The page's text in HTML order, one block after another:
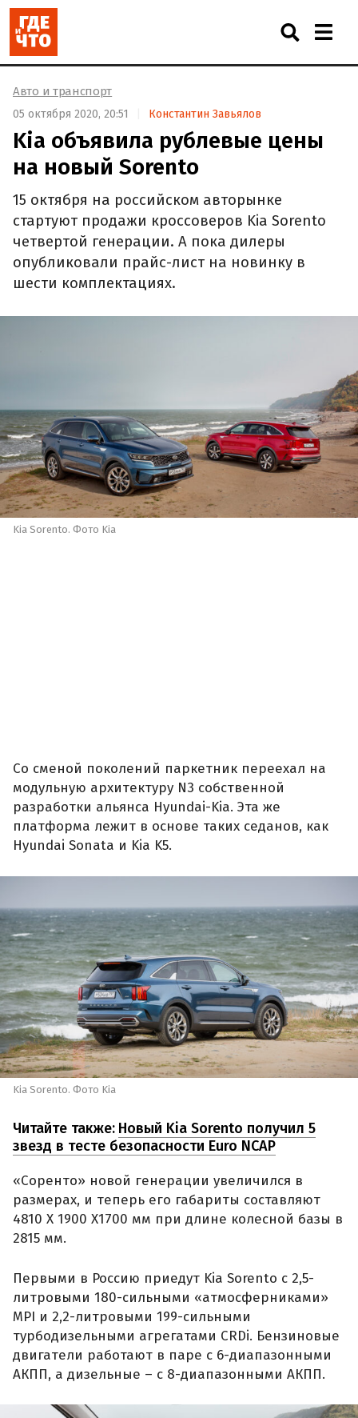
Авто и транспорт
05 октября 2020, 20:51 Константин Завьялов
Kia объявила рублевые цены
на новый Sorento
15 октября на российском авторынке
стартуют продажи кроссоверов Kia Sorento
четвертой генерации. А пока дилеры
опубликовали прайс-лист на новинку в
шести комплектациях.
Kia Sorento. Фото Kia
Со сменой поколений паркетник переехал на
модульную архитектуру N3 собственной
разработки альянса Hyundai-Kia. Эта же
платформа лежит в основе таких седанов, как
Hyundai Sonata и Kia K5.
Kia Sorento. Фото Kia
Читайте также: Новый Kia Sorento получил 5
звезд в тесте безопасности Euro NCAP
«Соренто» новой генерации увеличился в
размерах, и теперь его габариты составляют
4810 Х 1900 Х1700 мм при длине колесной базы в
2815 мм.
Первыми в Россию приедут Kia Sorento с 2,5-
литровыми 180-сильными «атмосферниками»
MPI и 2,2-литровыми 199-сильными
турбодизельными агрегатами CRDi. Бензиновые
двигатели работают в паре с 6-диапазонными
АКПП, а дизельные – с 8-диапазонными АКПП.